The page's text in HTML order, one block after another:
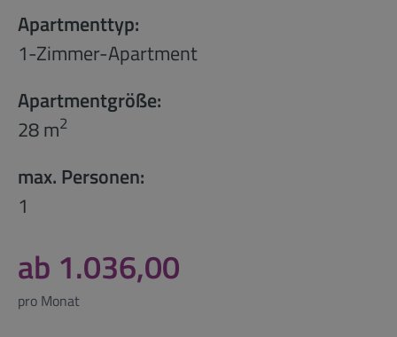
Apartmenttyp:
1-Zimmer-Apartment
Apartmentgröße:
28 m2
max. Personen:
1
ab 1.036,00
pro Monat